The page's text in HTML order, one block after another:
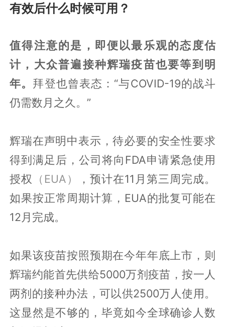
有效后什么时候可用？
值得注意的是，即便以最乐观的态度估
计，大众普遍接种辉瑞疫苗也要等到明
年。 拜登也曾表态：“与COVID-19的战斗
仍需数月之久。”
辉瑞在声明中表示，待必要的安全性要求
得到满足后，公司将向FDA申请紧急使用
授权
（EUA）
，预计在11月第三周完成。
如果按正常周期计算，EUA的批复可能在
12月完成。
如果该疫苗按照预期在今年年底上市，则
辉瑞约能首先供给5000万剂疫苗，按一人
两剂的接种办法，可以供2500万人使用。
这显然是不够的，毕竟如今全球确诊人数